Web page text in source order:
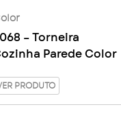
– Torneira
Parede Color
PRODUTO